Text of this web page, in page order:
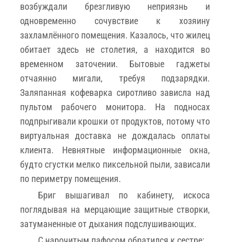
возбуждали брезгливую неприязнь и
одновременно сочувствие к хозяину
захламлённого помещения. Казалось, что жилец
обитает здесь не столетия, а находится во
временном заточении. Бытовые гаджеты
отчаянно мигали, требуя подзарядки.
Заляпанная кофеварка сиротливо зависла над
пультом рабочего монитора. На подносах
подпрыгивали крошки от продуктов, потому что
виртуальная доставка не дождалась оплаты
клиента. Невнятные информационные окна,
будто сгустки мелко пиксельной пыли, зависали
по периметру помещения.
Бриг вышагивал по кабинету, искоса
поглядывая на мерцающие защитные створки,
затуманенные от дыхания подслушивающих.